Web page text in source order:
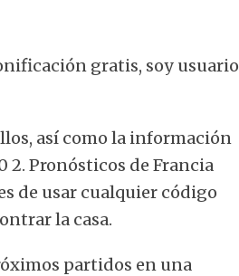
gratis, soy usuario
así como la información
2. Pronósticos de Francia
de usar cualquier código
la casa.
partidos en una